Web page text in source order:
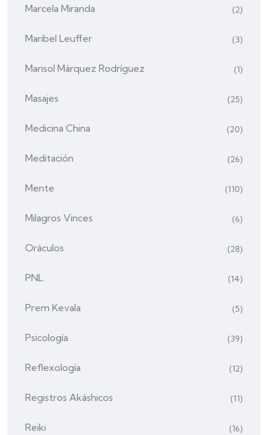
Marcela Miranda (2)
Maribel Leuffer (3)
Marisol Márquez Rodríguez (1)
Masajes (25)
Medicina China (20)
Meditación (26)
Mente (110)
Milagros Vinces (6)
Oráculos (28)
PNL (14)
Prem Kevala (5)
Psicología (39)
Reflexología (12)
Registros Akáshicos (11)
Reiki (16)